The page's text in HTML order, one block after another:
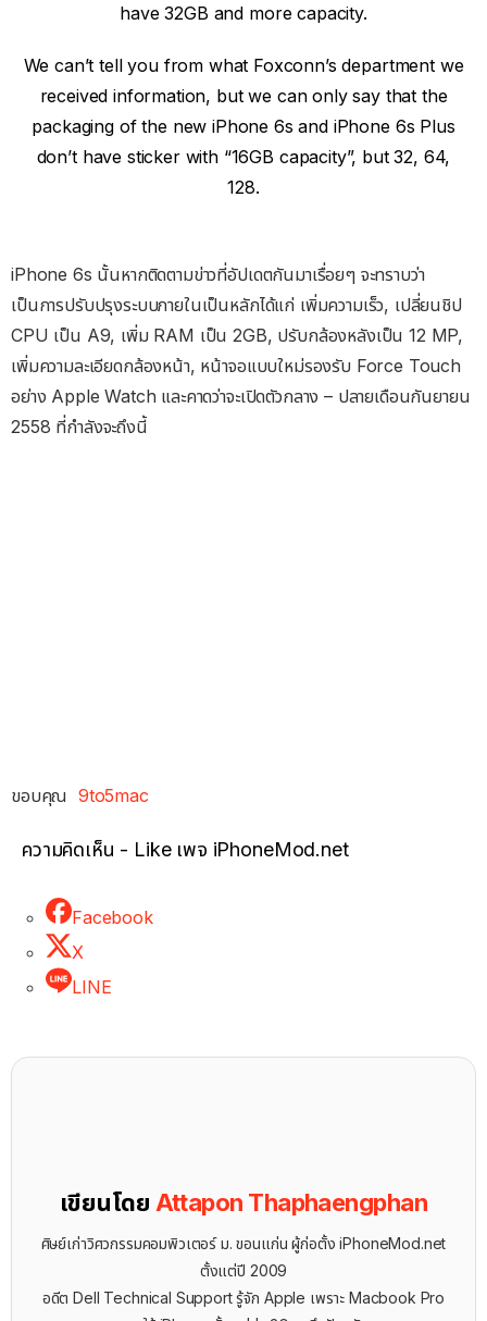
have 32GB and more capacity.
We can’t tell you from what Foxconn’s department we
received information, but we can only say that the
packaging of the new iPhone 6s and iPhone 6s Plus
don’t have sticker with “16GB capacity”, but 32, 64,
128.
iPhone 6s นั้นหากติดตามข่าวที่อัปเดตกันมาเรื่อยๆ จะทราบว่า
เป็นการปรับปรุงระบบภายในเป็นหลักได้แก่ เพิ่มความเร็ว, เปลี่ยนชิป
CPU เป็น A9, เพิ่ม RAM เป็น 2GB, ปรับกล้องหลังเป็น 12 MP,
เพิ่มความละเอียดกล้องหน้า, หน้าจอแบบใหม่รองรับ Force Touch
อย่าง Apple Watch และคาดว่าจะเปิดตัวกลาง – ปลายเดือนกันยายน
2558 ที่กำลังจะถึงนี้
ขอบคุณ 9to5mac
ความคิดเห็น - Like เพจ iPhoneMod.net
Facebook
X
LINE
เขียนโดย Attapon Thaphaengphan
ศิษย์เก่าวิศวกรรมคอมพิวเตอร์ ม. ขอนแก่น ผู้ก่อตั้ง iPhoneMod.net
ตั้งแต่ปี 2009
อดีต Dell Technical Support รู้จัก ​Apple เพราะ Macbook Pro